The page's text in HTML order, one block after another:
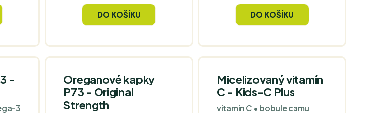
po
DO KOŠÍKU
vyznačuje optimální
biologickou dostupností,
díky MCT oleji a vitamínu K2.
pipetě také snadno dávkují.
DO KOŠÍKU
-
3
Oreganové kapky
P73 - Original
Strength
Micelizovaný vitamín
C - Kids-C Plus
vitamin C • bobule camu